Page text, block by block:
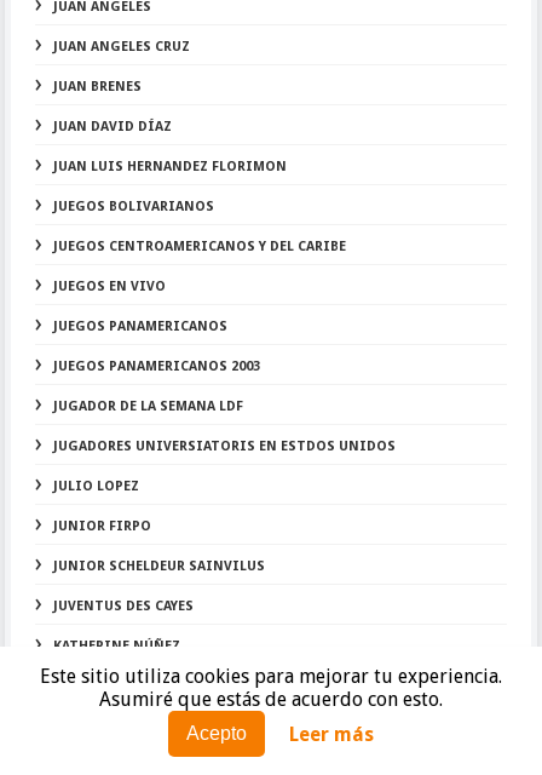
Este sitio utiliza cookies para mejorar tu experiencia.
Asumiré que estás de acuerdo con esto.
Acepto Leer más
JUAN ANGELES
JUAN ANGELES CRUZ
JUAN BRENES
JUAN DAVID DÍAZ
JUAN LUIS HERNANDEZ FLORIMON
JUEGOS BOLIVARIANOS
JUEGOS CENTROAMERICANOS Y DEL CARIBE
JUEGOS EN VIVO
JUEGOS PANAMERICANOS
JUEGOS PANAMERICANOS 2003
JUGADOR DE LA SEMANA LDF
JUGADORES UNIVERSIATORIS EN ESTDOS UNIDOS
JULIO LOPEZ
JUNIOR FIRPO
JUNIOR SCHELDEUR SAINVILUS
JUVENTUS DES CAYES
KATHERINE NÚÑEZ
KATIE DIDIO